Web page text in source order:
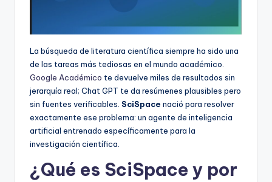
La búsqueda de literatura científica siempre ha sido una
de las tareas más tediosas en el mundo académico.
Google Académico te devuelve miles de resultados sin
jerarquía real; Chat GPT te da resúmenes plausibles pero
sin fuentes verificables. SciSpace nació para resolver
exactamente ese problema: un agente de inteligencia
artificial entrenado específicamente para la
investigación científica.
¿Qué es SciSpace y por